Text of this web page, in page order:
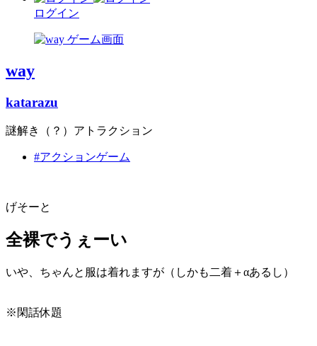
ログイン
way
katarazu
謎解き（？）アトラクション
#アクションゲーム
げそーと
全裸でうぇーい
いや、ちゃんと服は着れますが（しかも二着＋αあるし）
※閑話休題